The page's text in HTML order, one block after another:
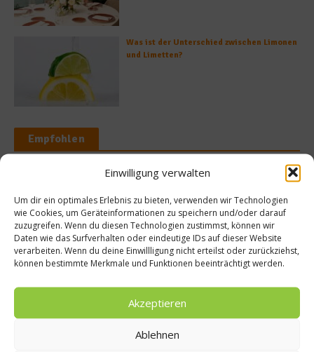
Einwilligung verwalten
Um dir ein optimales Erlebnis zu bieten, verwenden wir Technologien
wie Cookies, um Geräteinformationen zu speichern und/oder darauf
zuzugreifen. Wenn du diesen Technologien zustimmst, können wir
Daten wie das Surfverhalten oder eindeutige IDs auf dieser Website
verarbeiten. Wenn du deine Einwillligung nicht erteilst oder zurückziehst,
können bestimmte Merkmale und Funktionen beeinträchtigt werden.
Akzeptieren
Ablehnen
Was ist der Unterschied zwischen Limonen
und Limetten?
Empfohlen
ihre Fans
Kneipen
Spargelwelten
Kochen mit Bier
mit Weißbier
26. April 2011